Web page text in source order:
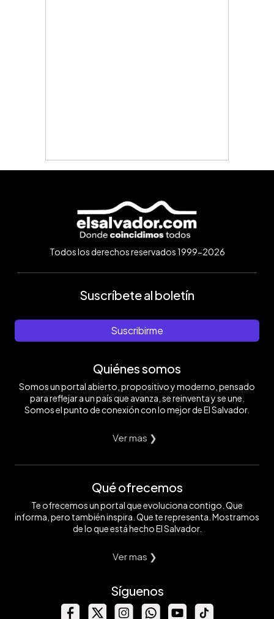
Todos los derechos reservados 1999-2026
Suscríbete al boletín
Suscribirme
Quiénes somos
Somos un portal abierto, propositivo y moderno, pensado
para reflejar a un país que avanza, se reinventa y se une.
Somos el punto de conexión con lo mejor de El Salvador.
Ver mas ❯
Qué ofrecemos
Te ofrecemos un portal que evoluciona contigo. Que
informa, pero también inspira. Que te representa. Mostramos
de lo que está hecho El Salvador.
Ver mas ❯
Síguenos